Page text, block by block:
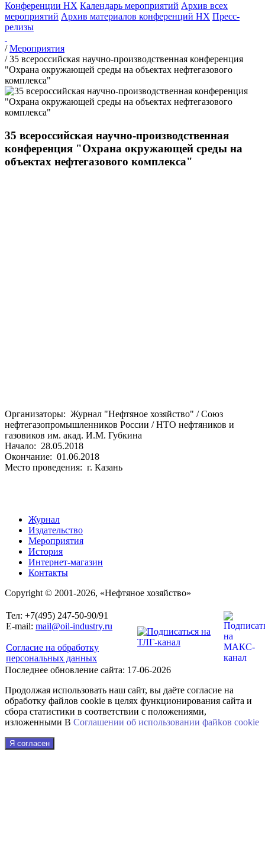
Конференции НХ Календарь мероприятий Архив всех
мероприятий Архив материалов конференций НХ Пресс-
релизы
/Мероприятия
/35 всероссийская научно-производственная конференция
"Охрана окружающей среды на объектах нефтегазового
комплекса"
35 всероссийская научно-производственная
конференция "Охрана окружающей среды на
объектах нефтегазового комплекса"
Организаторы: Журнал "Нефтяное хозяйство" / Союз
нефтегазопромышленников России / НТО нефтяников и
газовиков им. акад. И.М. Губкина
Начало: 28.05.2018
Окончание: 01.06.2018
Место проведения: г. Казань
Журнал
Издательство
Мероприятия
История
Интернет-магазин
Контакты
Copyright © 2001-2026, «Нефтяное хозяйство»
Тел: +7(495) 247-50-90/91
E-mail: mail@oil-industry.ru
Согласие на обработку
персональных данных
Последнее обновление сайта: 17-06-2026
Продолжая использовать наш сайт, вы даёте согласие на
обработку файлов cookie в целях функционирования сайта и
сбора статистики в соответствии с положениями,
изложенными В Соглашении об использовании файkов cookie
Я согласен